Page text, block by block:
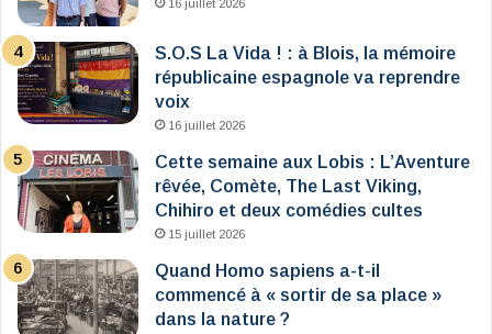
16 juillet 2026
S.O.S La Vida ! : à Blois, la mémoire
républicaine espagnole va reprendre
voix
16 juillet 2026
Cette semaine aux Lobis : L’Aventure
rêvée, Comète, The Last Viking,
Chihiro et deux comédies cultes
15 juillet 2026
Quand Homo sapiens a-t-il
commencé à « sortir de sa place »
dans la nature ?